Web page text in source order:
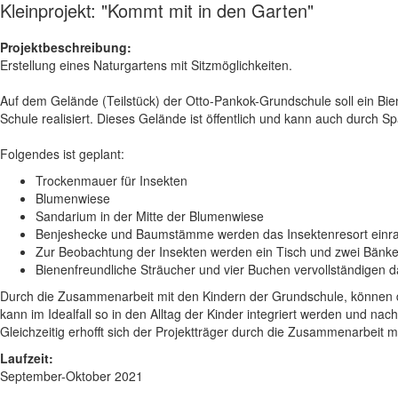
Kleinprojekt: "Kommt mit in den Garten"
Projektbeschreibung:
Erstellung eines Naturgartens mit Sitzmöglichkeiten.
Auf dem Gelände (Teilstück) der Otto-Pankok-Grundschule soll ein
Schule realisiert. Dieses Gelände ist öffentlich und kann auch durch
Folgendes ist geplant:
Trockenmauer für Insekten
Blumenwiese
Sandarium in der Mitte der Blumenwiese
Benjeshecke und Baumstämme werden das Insektenresort
Zur Beobachtung der Insekten werden ein Tisch und zwei
Bienenfreundliche Sträucher und vier Buchen vervollständigen
Durch die Zusammenarbeit mit den Kindern der Grundschule,
kann im Idealfall so in den Alltag der Kinder integriert werden und
Gleichzeitig erhofft sich der Projektträger durch die Zusammenarbeit
Laufzeit:
September-Oktober 2021